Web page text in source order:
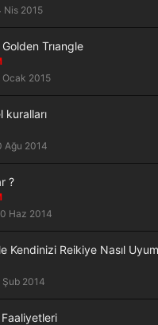
Nis 2015
Trıangle
Ocak 2015
kuralları
Ağu 2014
?
Haz 2014
Kendinizi Reikiye Nasıl
Şub 2014
Faaliyetleri